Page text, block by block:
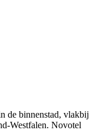
de binnenstad, vlakbij
Westfalen. Novotel